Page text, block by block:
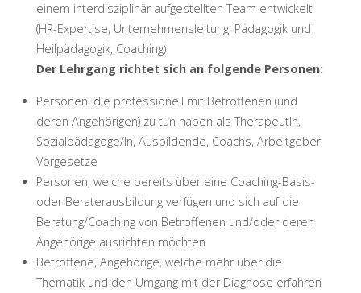
einem interdisziplinär aufgestellten Team entwickelt
(HR-Expertise, Unternehmensleitung, Pädagogik und
Heilpädagogik, Coaching)
Der Lehrgang richtet sich an folgende Personen:
Personen, die professionell mit Betroffenen (und
deren Angehörigen) zu tun haben als TherapeutIn,
Sozialpädagoge/In, Ausbildende, Coachs, Arbeitgeber,
Vorgesetze
Personen, welche bereits über eine Coaching-Basis-
oder Beraterausbildung verfügen und sich auf die
Beratung/Coaching von Betroffenen und/oder deren
Angehörige ausrichten möchten
Betroffene, Angehörige, welche mehr über die
Thematik und den Umgang mit der Diagnose erfahren